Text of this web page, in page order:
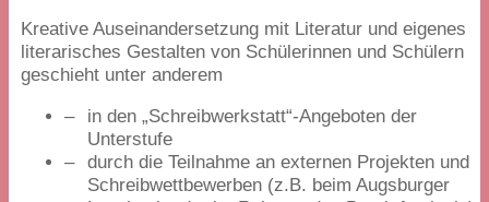
Kreative Auseinandersetzung mit Literatur und eigenes
literarisches Gestalten von Schülerinnen und Schülern
geschieht unter anderem
in den„Schreibwerkstatt“-Angeboten der
Unterstufe
durch die Teilnahme an externen Projekten und
Schreibwettbewerben (z.B. beim Augsburger